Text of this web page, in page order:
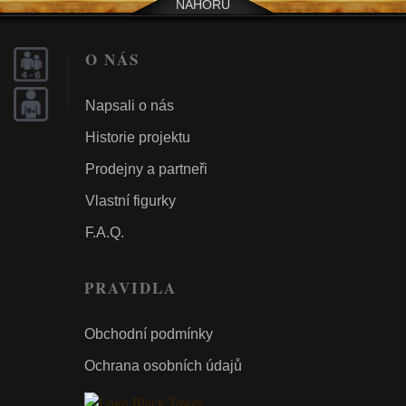
NAHORU
O NÁS
Napsali o nás
Historie projektu
Prodejny a partneři
Vlastní figurky
F.A.Q.
PRAVIDLA
Obchodní podmínky
Ochrana osobních údajů